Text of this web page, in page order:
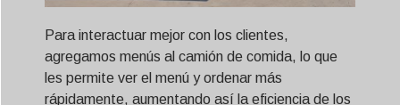
Para interactuar mejor con los clientes,
agregamos menús al camión de comida, lo que
les permite ver el menú y ordenar más
rápidamente, aumentando así la eficiencia de los